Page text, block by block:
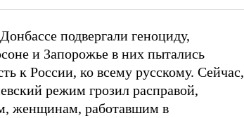
подвергали геноциду,
и Запорожье в них пытались
к России, ко всему русскому. Сейчас,
режим грозил расправой,
женщинам, работавшим в